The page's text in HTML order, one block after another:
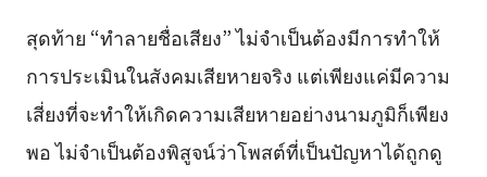
สุดท้าย “ทำลายชื่อเสียง” ไม่จำเป็นต้องมีการทำให้
การประเมินในสังคมเสียหายจริง แต่เพียงแค่มีความ
เสี่ยงที่จะทำให้เกิดความเสียหายอย่างนามภูมิก็เพียง
พอ ไม่จำเป็นต้องพิสูจน์ว่าโพสต์ที่เป็นปัญหาได้ถูกดู